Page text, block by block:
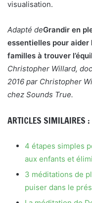
visualisation.
Adapté deGrandir en
essentielles pour
familles à trouver
Christopher Willard,
2016 par Christopher
chez Sounds True.
ARTICLES SIMILAIRES :
4 étapes simples
aux enfants et
3 méditations de
puiser dans le